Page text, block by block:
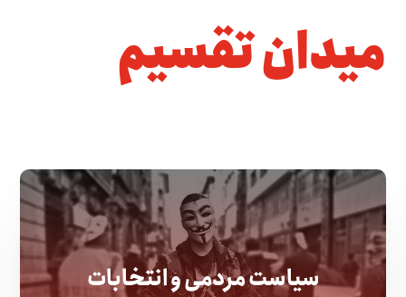
میدان تقسیم
سیاست مردمی و انتخابات